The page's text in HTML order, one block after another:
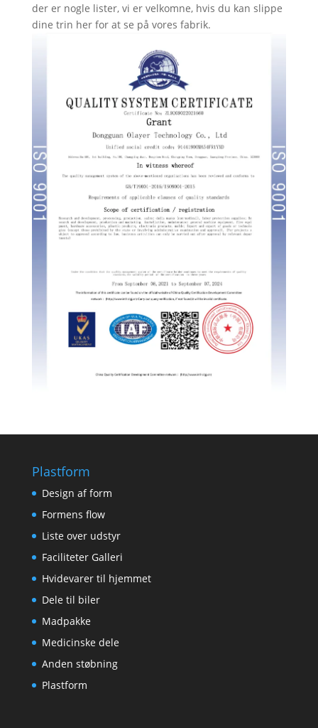
der er nogle lister, vi er velkomne, hvis du kan slippe
dine trin her for at se på vores fabrik.
Plastform
Design af form
Formens flow
Liste over udstyr
Faciliteter Galleri
Hvidevarer til hjemmet
Dele til biler
Madpakke
Medicinske dele
Anden støbning
Plastform